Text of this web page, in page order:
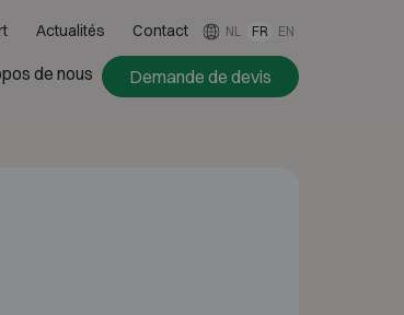
Actualités Contact NL FR EN
de nous Demande de devis